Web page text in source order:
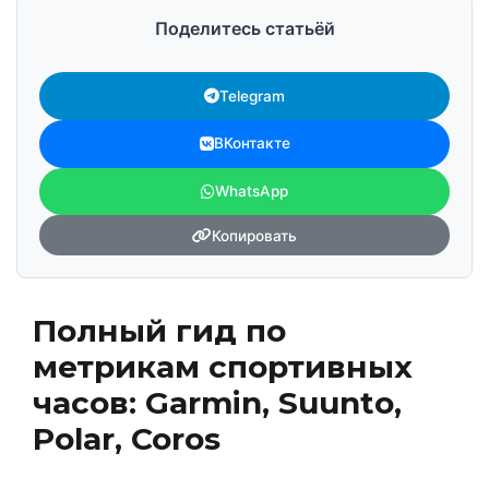
Поделитесь статьёй
Telegram
ВКонтакте
WhatsApp
Копировать
Полный гид по
метрикам спортивных
часов: Garmin, Suunto,
Polar, Coros